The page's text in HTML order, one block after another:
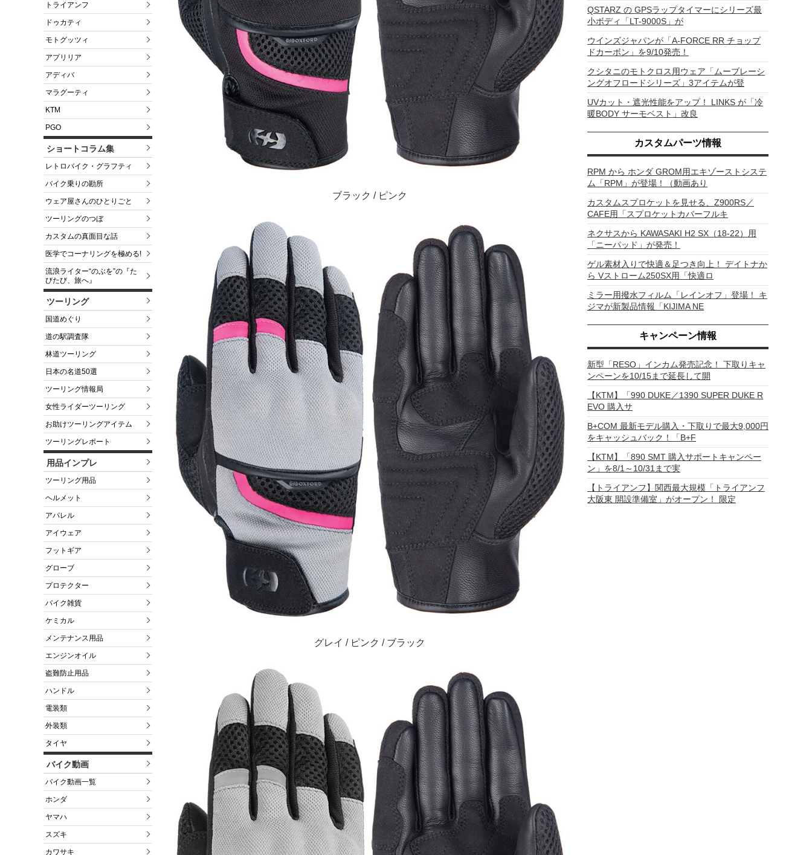
トライアンフ
ドゥカティ
モトグッツィ
アプリリア
アディバ
マラグーティ
KTM
PGO
ショートコラム集
レトロバイク・グラフティ
バイク乗りの勘所
ウェア屋さんのひとりごと
ツーリングのつぼ
カスタムの真面目な話
医学でコーナリングを極める!
流浪ライター“のぶを”の『た
びたび、旅へ』
ツーリング
国道めぐり
道の駅調査隊
林道ツーリング
日本の名道50選
ツーリング情報局
女性ライダーツーリング
お助けツーリングアイテム
ツーリングレポート
用品インプレ
ツーリング用品
ヘルメット
アパレル
アイウェア
フットギア
グローブ
プロテクター
バイク雑貨
ケミカル
メンテナンス用品
エンジンオイル
盗難防止用品
ハンドル
電装類
外装類
タイヤ
バイク動画
バイク動画一覧
ホンダ
ヤマハ
スズキ
カワサキ
ブラック / ピンク
グレイ / ピンク / ブラック
QSTARZ の GPSラップタイマーにシリーズ最
小ボディ「LT-9000S」が
ウインズジャパンが「A-FORCE RR チョップ
ドカーボン」を9/10発売！
クシタニのモトクロス用ウェア「ムーブレーシ
ングオフロードシリーズ」3アイテムが登
UVカット・遮光性能をアップ！ LINKS が「冷
暖BODY サーモベスト」改良
カスタムパーツ情報
RPM から ホンダ GROM用エキゾーストシステ
ム「RPM」が登場！（動画あり
カスタムスプロケットを見せる、Z900RS／
CAFE用「スプロケットカバーフルキ
ネクサスから KAWASAKI H2 SX（18-22）用
「ニーパッド」が発売！
ゲル素材入りで快適＆足つき向上！ デイトナか
ら Vストローム250SX用「快適ロ
ミラー用撥水フィルム「レインオフ」登場！ キ
ジマが新製品情報「KIJIMA NE
キャンペーン情報
新型「RESO」インカム発売記念！ 下取りキャ
ンペーンを10/15まで延長して開
【KTM】「990 DUKE／1390 SUPER DUKE R
EVO 購入サ
B+COM 最新モデル購入・下取りで最大9,000円
をキャッシュバック！「B+F
【KTM】「890 SMT 購入サポートキャンペー
ン」を8/1～10/31まで実
【トライアンフ】関西最大規模「トライアンフ
大阪東 開設準備室」がオープン！ 限定